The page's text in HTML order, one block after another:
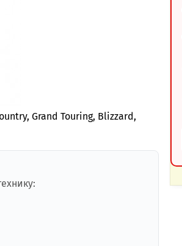
Grand Touring, Blizzard,